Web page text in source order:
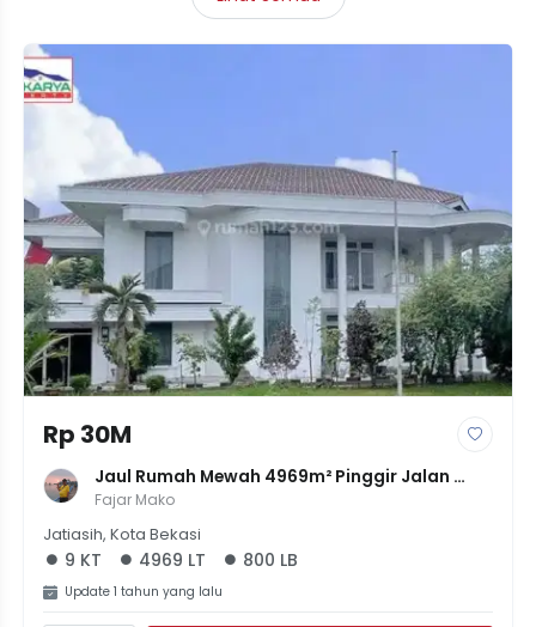
Rp 30M
Jaul Rumah Mewah 4969m² Pinggir Jalan
Raya Jati Cempaka Bekasi
Fajar Mako
Jatiasih, Kota Bekasi
9 KT 4969 LT 800 LB
Update 1 tahun yang lalu